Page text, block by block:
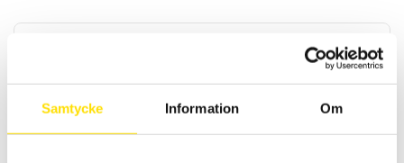
Samtycke Information Om